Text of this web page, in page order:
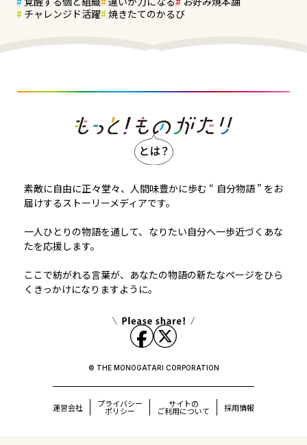
チャレンジド活躍 焼きたてのかるび
素敵に自由に正々堂々、人間味豊かに歩む “ 自分物語 ” をお
届けするストーリーメディアです。
一人ひとりの物語を通して、なりたい自分へ一歩近づくあな
たを応援します。
ここで紡がれる言葉が、あなたの物語の新たなページをひら
くきっかけになりますように。
© THE MONOGATARI CORPORATION
運営会社 プライバシー
ポリシー
サイトの
ご利用について 採用情報